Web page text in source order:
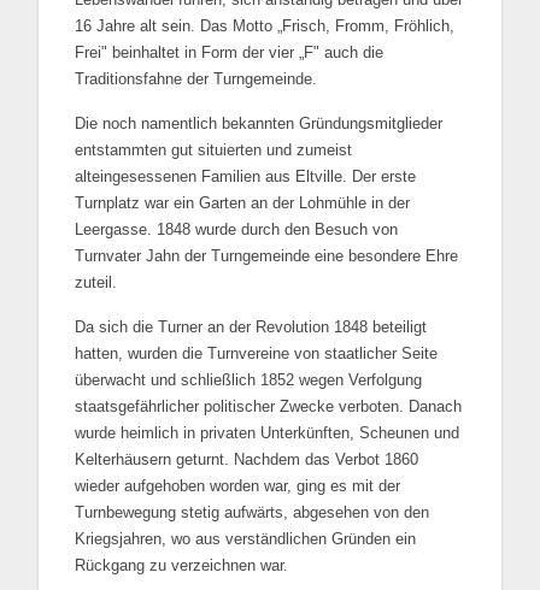
16 Jahre alt sein. Das Motto „Frisch, Fromm, Fröhlich,
Frei" beinhaltet in Form der vier „F" auch die
Traditionsfahne der Turngemeinde.
Die noch namentlich bekannten Gründungsmitglieder
entstammten gut situierten und zumeist
alteingesessenen Familien aus Eltville. Der erste
Turnplatz war ein Garten an der Lohmühle in der
Leergasse. 1848 wurde durch den Besuch von
Turnvater Jahn der Turngemeinde eine besondere Ehre
zuteil.
Da sich die Turner an der Revolution 1848 beteiligt
hatten, wurden die Turnvereine von staatlicher Seite
überwacht und schließlich 1852 wegen Verfolgung
staatsgefährlicher politischer Zwecke verboten. Danach
wurde heimlich in privaten Unterkünften, Scheunen und
Kelterhäusern geturnt. Nachdem das Verbot 1860
wieder aufgehoben worden war, ging es mit der
Turnbewegung stetig aufwärts, abgesehen von den
Kriegsjahren, wo aus verständlichen Gründen ein
Rückgang zu verzeichnen war.